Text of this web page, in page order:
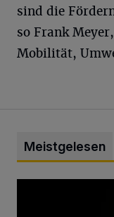
sind die
so Frank
Mobilität,
Meistgelesen